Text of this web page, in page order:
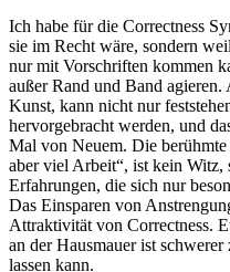
Ich habe für die Correctness
sie im Recht wäre, sondern
nur mit Vorschriften kommen
außer Rand und Band
Kunst, kann nicht nur
hervorgebracht werden, und
Mal von Neuem. Die
aber viel Arbeit“, ist kein Witz,
Erfahrungen, die sich nur
Das Einsparen von
Attraktivität von Correctness.
an der Hausmauer ist
lassen kann.